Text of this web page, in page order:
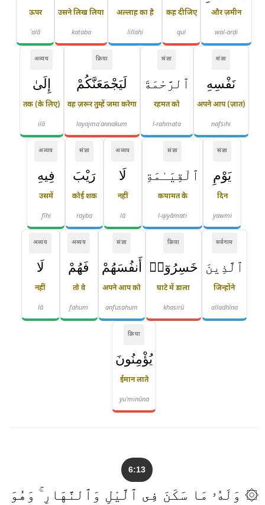
और ज़मीन
wal-arḍi
कह दीजिए
qul
अल्लाह का है
lillahi
उसने लिख लिया
kataba
ऊपर
ʿalā
संज्ञा
نَفْسِهِ
अपने आप (ज़ात)
nafsihi
संज्ञा
ٱلرَّحْمَةَ
रहमत को
l-raḥmata
क्रिया
لَيَجْمَعَنَّكُمْ
वह ज़रूर तुम्हें जमा करेगा
layajmaʿannakum
अव्यय
إِلَىٰ
तक (के लिए)
ilā
संज्ञा
يَوْمِ
दिन
yawmi
संज्ञा
ٱلْقِيَـٰمَةِ
कयामत के
l-qiyāmati
अव्यय
لَا
नहीं
lā
संज्ञा
رَيْبَ
कोई शक
rayba
अव्यय
فِيهِ
उसमें
fīhi
सर्वनाम
ٱلَّذِينَ
जिन्होंने
alladhīna
क्रिया
خَسِرُوٓا۟
घाटे में डाला
khasirū
संज्ञा
أَنفُسَهُمْ
अपने आप को
anfusahum
अव्यय
فَهُمْ
तो वे
fahum
अव्यय
لَا
नहीं
lā
क्रिया
يُؤْمِنُونَ
ईमान लाते
yu'minūna
6:13
۞ وَلَهُۥ مَا سَكَنَ فِى ٱلَّيْلِ وَٱلنَّهَارِ ۚ وَهُوَ